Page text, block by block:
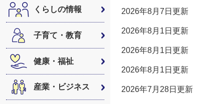
検
索
くらしの情報
子育て・教育
健康・福祉
産業・ビジネス
2026年8月7日更新
2026年8月1日更新
2026年8月1日更新
2026年8月1日更新
2026年7月28日更新